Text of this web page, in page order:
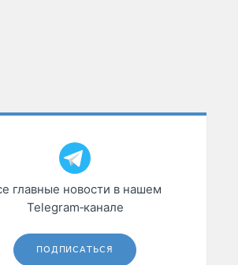
главные новости в нашем
Telegram‑канале
ПОДПИСАТЬСЯ